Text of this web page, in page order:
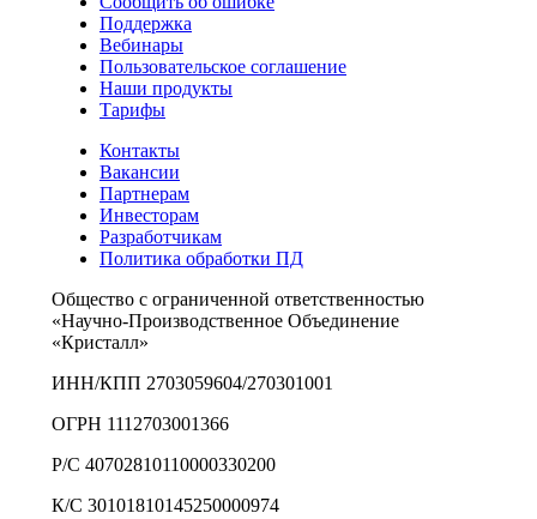
Поддержка
Вебинары
Пользовательское соглашение
Наши продукты
Тарифы
Контакты
Вакансии
Партнерам
Инвесторам
Разработчикам
Политика обработки ПД
Общество с ограниченной ответственностью
«Научно-Производственное Объединение
«Кристалл»
ИНН/КПП 2703059604/270301001
ОГРН 1112703001366
Р/С 40702810110000330200
К/С 30101810145250000974